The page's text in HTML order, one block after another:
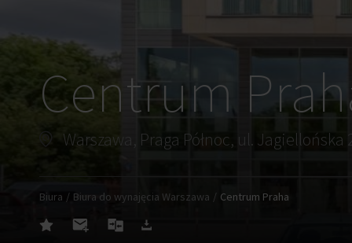
Centrum
Warszawa, Praga Północ, ul. Jagiellońska
Biura Biura do wynajęcia Warszawa Centrum Praha